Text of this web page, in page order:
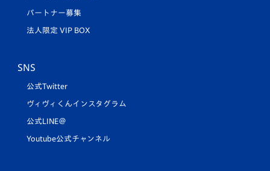
パートナー募集
法人限定 VIP BOX
SNS
公式Twitter
ヴィヴィくんインスタグラム
公式LINE＠
Youtube公式チャンネル